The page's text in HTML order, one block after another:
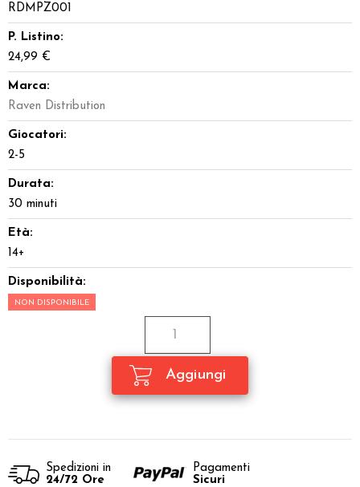
RDMPZ001
P. Listino:
24,99 €
Marca:
Raven Distribution
Giocatori:
2-5
Durata:
30 minuti
Età:
14+
Disponibilità:
NON DISPONIBILE
Spedizioni in
24/72 Ore
Pagamenti
Sicuri